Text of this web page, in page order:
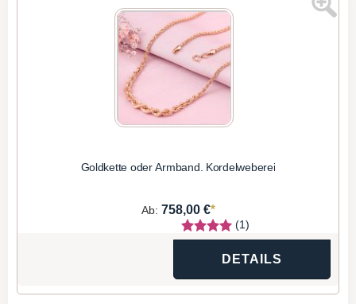
Goldkette oder Armband. Kordelweberei
Ab: 758,00 €*
(1)
DETAILS